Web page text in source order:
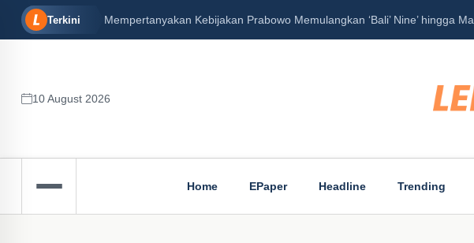
Terkini
Mary Jane (Koran Senin, 16/12/2024) Peran Besar Tuhan…
10 August 2026
Home EPaper Headline Trending